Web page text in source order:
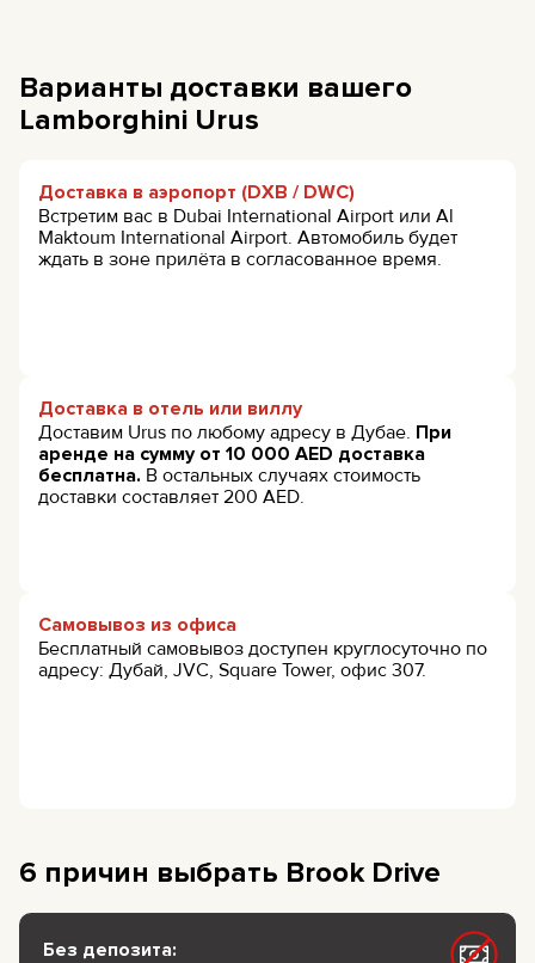
Варианты доставки вашего
Lamborghini Urus
Доставка в аэропорт (DXB / DWC)
Встретим вас в Dubai International Airport или Al
Maktoum International Airport. Автомобиль будет
ждать в зоне прилёта в согласованное время.
Доставка в отель или виллу
Доставим Urus по любому адресу в Дубае. При
аренде на сумму от 10 000 AED доставка
бесплатна. В остальных случаях стоимость
доставки составляет 200 AED.
Самовывоз из офиса
Бесплатный самовывоз доступен круглосуточно по
адресу: Дубай, JVC, Square Tower, офис 307.
6 причин выбрать Brook Drive
Без депозита: